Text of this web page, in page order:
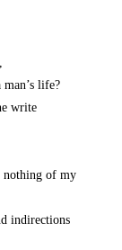
life?
wri­te
of my
indirections